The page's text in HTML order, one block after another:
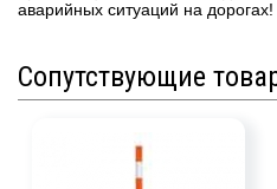
аварийных ситуаций на дорогах!
Сопутствующие